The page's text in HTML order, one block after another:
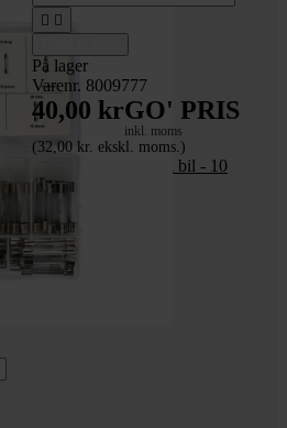
 
På lager
Varenr. 8009777
40,00 krGO' PRIS
inkl. moms
(32,00 kr. ekskl. moms.)
Mini fladsikringer til bil - 10
stk.